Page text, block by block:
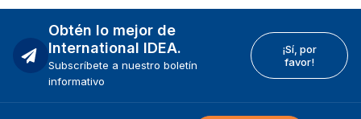
Obtén lo mejor de
International IDEA.
Subscríbete a nuestro boletín
informativo
¡Sí, por
favor!